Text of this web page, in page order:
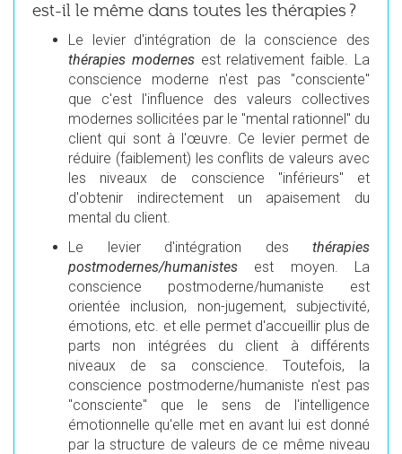
est-il le même dans toutes les thérapies ?
Le levier d'intégration de la conscience des
thérapies modernesest relativement faible. La
conscience moderne n'est pas "consciente"
que c'est l'influence des valeurs collectives
modernes sollicitées par le "mental rationnel" du
client qui sont à l'œuvre. Ce levier permet de
réduire (faiblement) les conflits de valeurs avec
les niveaux de conscience "inférieurs" et
d'obtenir indirectement un apaisement du
mental du client.
Le levier d'intégration des thérapies
postmodernes/humanistes est moyen. La
conscience postmoderne/humaniste est
orientée inclusion, non-jugement, subjectivité,
émotions, etc. et elle permet d'accueillir plus de
parts non intégrées du client à différents
niveaux de sa conscience. Toutefois, la
conscience postmoderne/humaniste n'est pas
"consciente" que le sens de l'intelligence
émotionnelle qu'elle met en avant lui est donné
par la structure de valeurs de ce même niveau